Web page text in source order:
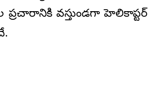
వస్తుండగా హెలికాప్టర్